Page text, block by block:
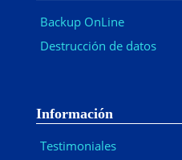
Backup OnLine
Destrucción de datos
Información
Testimoniales